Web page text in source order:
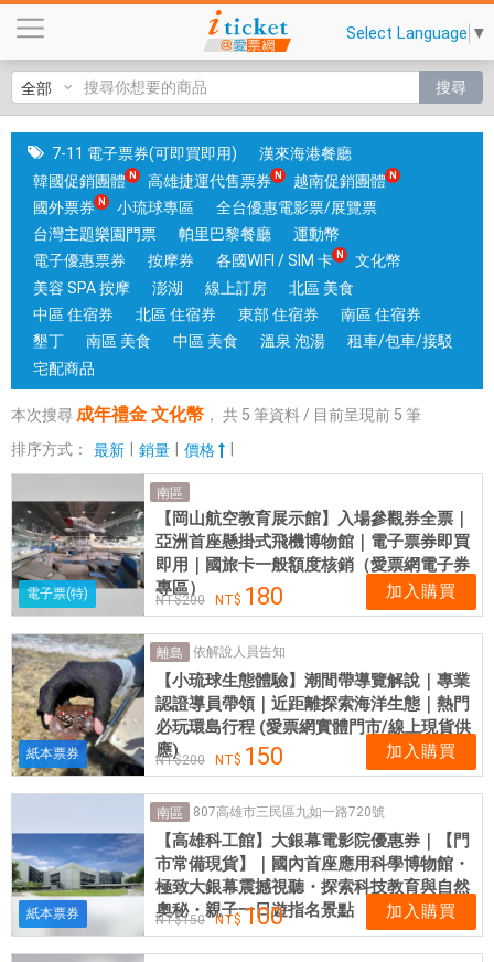
禮
金
文
化
幣
|
台
中
和
高
雄
實
體
市
票
券
可
買
用
Select Language ▼
搜尋
7-11 電子票券(可即買即用)
漢來海港餐廳
韓國促銷團體
高雄捷運代售票券
越南促銷團體
國外票券
小琉球專區
全台優惠電影票/展覽票
台灣主題樂園門票
帕里巴黎餐廳
運動幣
電子優惠票券
按摩券 各國WIFI / SIM 卡
文化幣
美容 SPA 按摩
澎湖 線上訂房
北區 美食
中區 住宿券
北區 住宿券 東部 住宿券
南區 住宿券
墾丁
南區 美食 中區 美食 溫泉 泡湯
租車/包車/接駁
宅配商品
本次搜尋 成年禮金 文化幣 ， 共 5 筆資料 / 目前呈現前 5 筆
排序方式：
最新 銷量 價格
電子票(特)
南區
【岡山航空教育展示館】入場參觀券全票｜
亞洲首座懸掛式飛機博物館｜電子票券即買
即用｜國旅卡一般額度核銷（愛票網電子券
專區）
200 180 加入購買
紙本票券
離島 依解說人員告知
【小琉球生態體驗】潮間帶導覽解說｜專業
認證導員帶領｜近距離探索海洋生態｜熱門
必玩環島行程 (愛票網實體門市/線上現貨供
應) 200 150 加入購買
紙本票券
南區 807高雄市三民區九如一路720號
【高雄科工館】大銀幕電影院優惠券｜【門
市常備現貨】｜國內首座應用科學博物館・
極致大銀幕震撼視聽・探索科技教育與自然
奧秘・親子一日遊指名景點
150 100 加入購買